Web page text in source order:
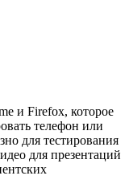
и Firefox, которое
телефон или
для тестирования
для презентаций